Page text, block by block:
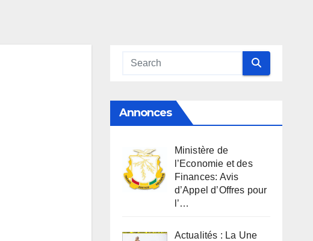
Annonces
Ministère de
l’Economie et des
Finances: Avis
d’Appel d’Offres pour
l’…
Actualités : La Une